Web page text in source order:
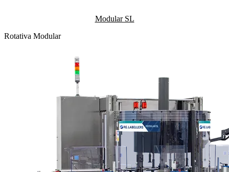
Modular SL
Rotativa Modular